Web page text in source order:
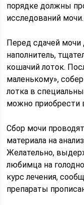
порядке должны
исследований мочи.
Перед сдачей мочи
наполнитель,
кошачий лоток.
маленькому»,
лотка в
можно приобрести
Сбор мочи
материала на
Желательно,
любимца на
курс лечения,
препараты